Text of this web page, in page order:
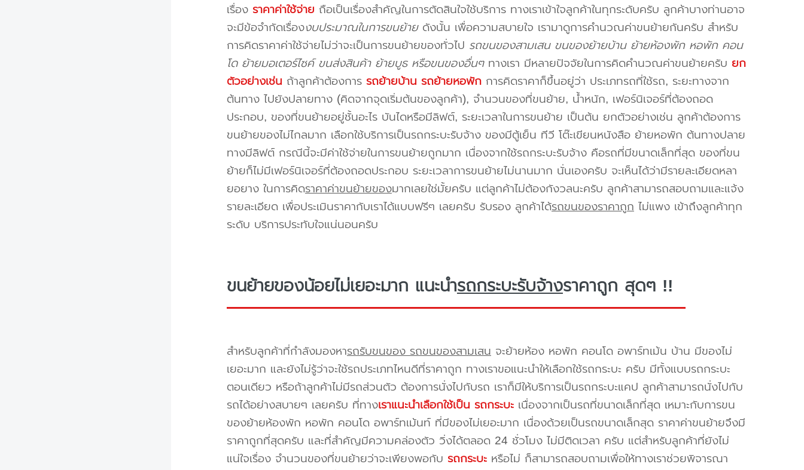
เรื่อง ราคาค่าใช้จ่าย ถือเป็นเรื่องสำคัญในการตัดสินใจใช้บริการ ทางเราเข้าใจลูกค้าในทุกระดับครับ ลูกค้าบางท่านอาจ
จะมีข้อจำกัดเรื่องงบประมาณในการขนย้ายดังนั้น เพื่อความสบายใจ เรามาดูการคำนวณค่าขนย้ายกันครับ สำหรับ
การคิดราคาค่าใช้จ่ายไม่ว่าจะเป็นการขนย้ายของทั่วไป รถขนของสามเสน ขนของย้ายบ้าน ย้ายห้องพัก หอพัก คอน
โด ย้ายมอเตอร์ไซค์ ขนส่งสินค้า ย้ายบูธ หรือขนของอื่นๆทางเรา มีหลายปัจจัยในการคิดคำนวณค่าขนย้ายครับ ยก
ตัวอย่างเช่น ถ้าลูกค้าต้องการ รถย้ายบ้าน รถย้ายหอพักการคิดราคาก็ขึ้นอยู่ว่า ประเภทรถที่ใช้รถ, ระยะทางจาก
ต้นทาง ไปยังปลายทาง (คิดจากจุดเริ่มต้นของลูกค้า), จำนวนของที่ขนย้าย, น้ำหนัก, เฟอร์นิเจอร์ที่ต้องถอด
ประกอบ, ของที่ขนย้ายอยู่ชั้นอะไร บันไดหรือมีลิฟต์, ระยะเวลาในการขนย้าย เป็นต้น ยกตัวอย่างเช่น ลูกค้าต้องการ
ขนย้ายของไม่ไกลมาก เลือกใช้บริการเป็นรถกระบะรับจ้าง ของมีตู้เย็น ทีวี โต๊ะเขียนหนังสือ ย้ายหอพัก ต้นทางปลาย
ทางมีลิฟต์ กรณีนี้จะมีค่าใช้จ่ายในการขนย้ายถูกมาก เนื่องจากใช้รถกระบะรับจ้าง คือรถที่มีขนาดเล็กที่สุด ของที่ขน
ย้ายก็ไม่มีเฟอร์นิเจอร์ที่ต้องถอดประกอบ ระยะเวลาการขนย้ายไม่นานมาก นั่นเองครับ จะเห็นได้ว่ามีรายละเอียดหลา
ยอยาง ในการคิดราคาค่าขนย้ายของมากเลยใช่มั้ยครับ แต่ลูกค้าไม่ต้องกังวลนะครับ ลูกค้าสามารถสอบถามและแจ้ง
รายละเอียด เพื่อประเมินราคากับเราได้แบบฟรีๆ เลยครับ รับรอง ลูกค้าได้รถขนของราคาถูกไม่แพง เข้าถึงลูกค้าทุก
ระดับ บริการประทับใจแน่นอนครับ
ขนย้ายของน้อยไม่เยอะมาก แนะนำรถกระบะรับจ้างราคาถูก สุดๆ !!
สำหรับลูกค้าที่กำลังมองหารถรับขนของ รถขนของสามเสนจะย้ายห้อง หอพัก คอนโด อพาร์ทเม้น บ้าน มีของไม่
เยอะมาก และยังไม่รู้ว่าจะใช้รถประเภทไหนดีที่ราคาถูก ทางเราขอแนะนำให้เลือกใช้รถกระบะ ครับ มีทั้งแบบรถกระบะ
ตอนเดียว หรือถ้าลูกค้าไม่มีรถส่วนตัว ต้องการนั่งไปกับรถ เราก็มีให้บริการเป็นรถกระบะแคป ลูกค้าสามารถนั่งไปกับ
รถได้อย่างสบายๆ เลยครับ ที่ทางเราแนะนำเลือกใช้เป็น รถกระบะเนื่องจากเป็นรถที่ขนาดเล็กที่สุด เหมาะกับการขน
ของย้ายห้องพัก หอพัก คอนโด อพาร์ทเม้นท์ ที่มีของไม่เยอะมาก เนื่องด้วยเป็นรถขนาดเล็กสุด ราคาค่าขนย้ายจึงมี
ราคาถูกที่สุดครับ และที่สำคัญมีความคล่องตัว วิ่งได้ตลอด 24 ชั่วโมง ไม่มีติดเวลา ครับ แต่สำหรับลูกค้าที่ยังไม่
แน่ใจเรื่อง จำนวนของที่ขนย้ายว่าจะเพียงพอกับ รถกระบะหรือไม่ ก็สามารถสอบถามเพื่อให้ทางเราช่วยพิจารณา